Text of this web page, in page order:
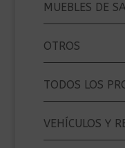
MUEBLES DE
OTROS
TODOS LOS
VEHÍCULOS Y